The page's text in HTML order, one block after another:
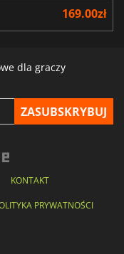
169.00zł
dla graczy
KONTAKT
PRYWATNOŚCI